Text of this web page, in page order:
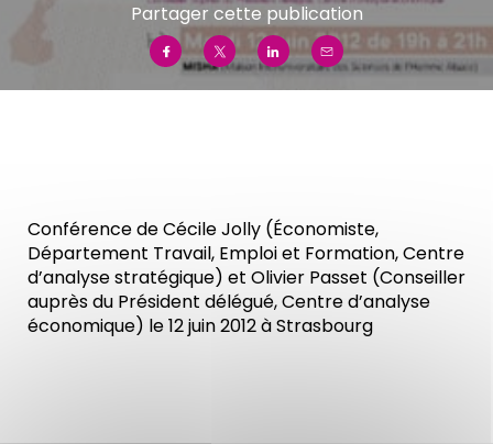
Partager cette publication
Conférence de Cécile Jolly (Économiste,
Département Travail, Emploi et Formation, Centre
d’analyse stratégique) et Olivier Passet (Conseiller
auprès du Président délégué, Centre d’analyse
économique) le 12 juin 2012 à Strasbourg